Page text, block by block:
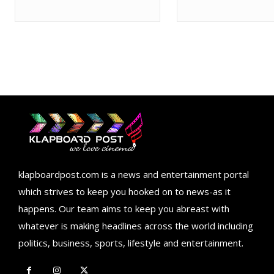
klapboardpost.com is a news and entertainment portal
which strives to keep you hooked on to news-as it
happens. Our team aims to keep you abreast with
whatever is making headlines across the world including
politics, business, sports, lifestyle and entertainment.